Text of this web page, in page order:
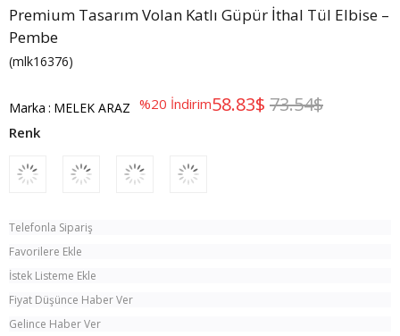
Premium Tasarım Volan Katlı Güpür İthal Tül Elbise –
Pembe
(mlk16376)
Marka : MELEK ARAZ %20 İndirim 73.54$
58.83$
Telefonla Sipariş
Favorilere Ekle
İstek Listeme Ekle
Fiyat Düşünce Haber Ver
Gelince Haber Ver